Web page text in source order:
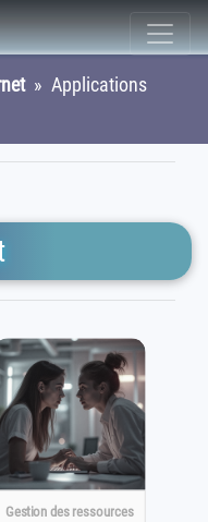
» Applications
Gestion des ressources